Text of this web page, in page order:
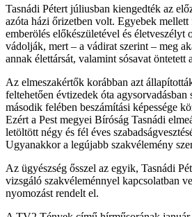
Tasnádi Pétert júliusban kiengedték az
azóta házi őrizetben volt. Egyebek
emberölés előkészületével és életveszélyt
vádolják, mert – a vádirat szerint – meg
annak élettársát, valamint sósavat öntetett
Az elmeszakértők korábban azt
feltehetően évtizedek óta agysorvadásban
második felében beszámítási képessége
Ezért a Pest megyei Bíróság Tasnádi
letöltött négy és fél éves
Ugyanakkor a legújabb szakvélemény
Az ügyészség ősszel az egyik, Tasnádi
vizsgáló szakvéleménnyel kapcsolatban
nyomozást rendelt el.